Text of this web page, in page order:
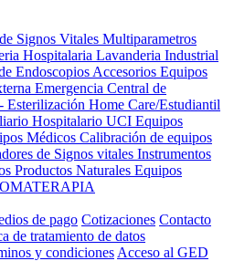
Signos Vitales Multiparametros
Hospitalaria Lavanderia Industrial
Endoscopios Accesorios Equipos
Emergencia Central de
Esterilización Home Care/Estudiantil
Hospitalario UCI Equipos
Médicos Calibración de equipos
de Signos vitales Instrumentos
Productos Naturales Equipos
de pago Cotizaciones Contacto
de tratamiento de datos
y condiciones Acceso al GED